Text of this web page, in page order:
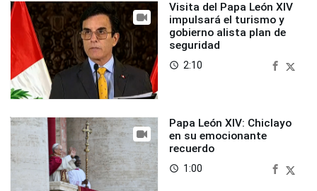
Visita del Papa León XIV
impulsará el turismo y
gobierno alista plan de
seguridad
access_time 2:10
Papa León XIV: Chiclayo
en su emocionante
recuerdo
access_time 1:00